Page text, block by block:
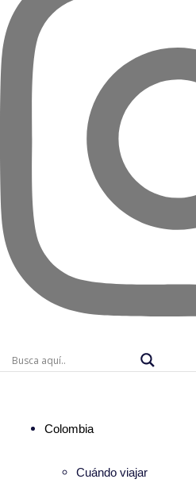
Colombia
Cuándo viajar